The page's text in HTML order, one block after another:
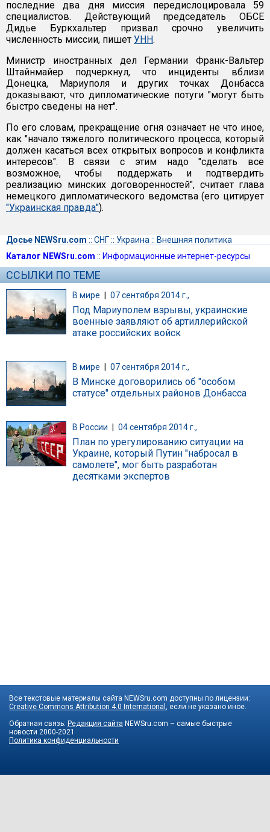
последние два дня миссия передислоцировала 59
специалистов. Действующий председатель ОБСЕ
Дидье Буркхальтер призвал срочно увеличить
численность миссии, пишет УНН.
Министр иностранных дел Германии Франк-Вальтер
Штайнмайер подчеркнул, что инциденты вблизи
Донецка, Мариуполя и других точках Донбасса
доказывают, что дипломатические потуги "могут быть
быстро сведены на нет".
По его словам, прекращение огня означает не что иное,
как "начало тяжелого политического процесса, который
должен касаться всех открытых вопросов и конфликта
интересов". В связи с этим надо "сделать все
возможное, чтобы поддержать и подтвердить
реализацию минских договоренностей", считает глава
немецкого дипломатического ведомства (его цитирует
"Украинская правда").
Досье NEWSru.com :: СНГ:: Украина :: Внешняя политика
Каталог NEWSru.com :: Информационные интернет-ресурсы
ССЫЛКИ ПО ТЕМЕ
В мире | 07 сентября 2014 г.,
Под Мариуполем взрывы, украинские
военные заявляют об артиллерийской
атаке российских войск
В мире 07 сентября 2014 г.,
В Минске договорились об "особом
статусе" отдельных районов Донбасса
В России 04 сентября 2014 г.,
План по урегулированию ситуации на
Украине, который Путин "набросал в
самолете", мог быть разработан
десятками экспертов
Все текстовые материалы сайта NEWSru.com доступны по лицензии:
Creative Commons Attribution 4.0 International , если не указано иное.
Обратная связь: Редакция сайта NEWSru.com – самые быстрые
новости 2000-2021
Политика конфиденциальности